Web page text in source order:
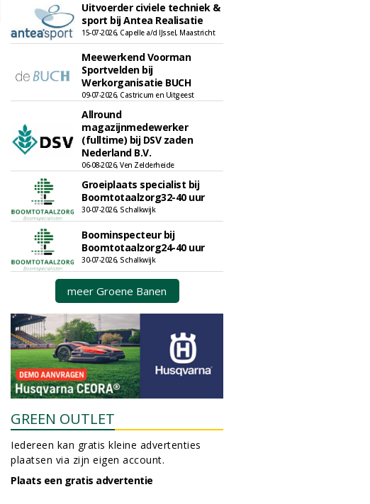
Uitvoerder civiele techniek &
sport bij Antea Realisatie
15-07-2026, Capelle a/d IJssel, Maastricht
Meewerkend Voorman
Sportvelden bij
Werkorganisatie BUCH
09-07-2026, Castricum en Uitgeest
Allround
magazijnmedewerker
(fulltime) bij DSV zaden
Nederland B.V.
06-08-2026, Ven Zelderheide
Groeiplaats specialist bij
Boomtotaalzorg32-40 uur
30-07-2026, Schalkwijk
Boominspecteur bij
Boomtotaalzorg24-40 uur
30-07-2026, Schalkwijk
meer Groene Banen
GREEN OUTLET
Iedereen kan gratis kleine advertenties
plaatsen via zijn eigen account.
Plaats een gratis advertentie